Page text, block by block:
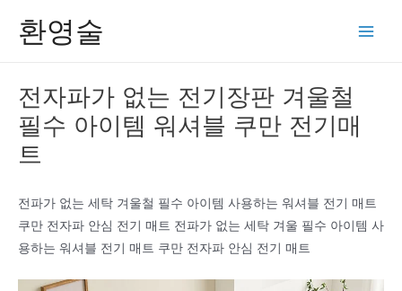
환영술
전자파가 없는 전기장판 겨울철
필수 아이템 워셔블 쿠만 전기매
트
전파가 없는 세탁 겨울철 필수 아이템 사용하는 워셔블 전기 매트
쿠만 전자파 안심 전기 매트 전파가 없는 세탁 겨울 필수 아이템 사
용하는 워셔블 전기 매트 쿠만 전자파 안심 전기 매트